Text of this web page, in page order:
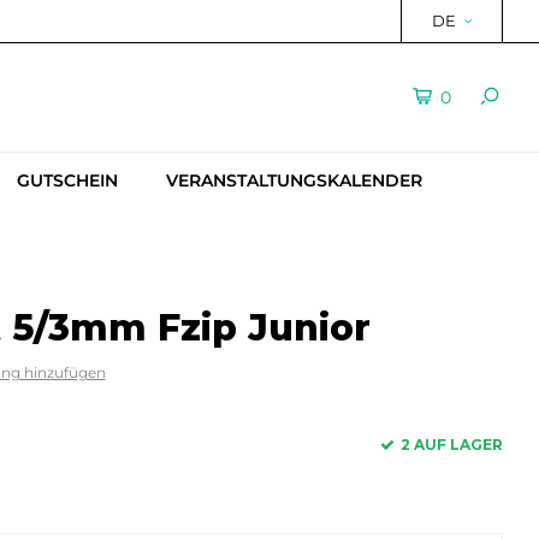
DE
0
GUTSCHEIN VERANSTALTUNGSKALENDER
3mm Fzip Junior
hinzufügen
2 AUF LAGER